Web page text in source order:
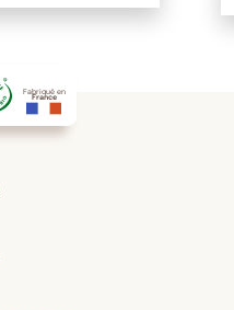
Fabriqué en
France